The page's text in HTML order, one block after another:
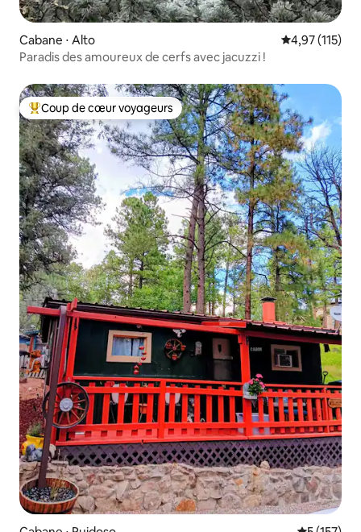
Cabane ⋅ Alto Évaluation
4,97 (115)
Paradis des amoureux de cerfs avec jacuzzi !
Coups de cœur voyageurs les plus appréciés
Coup de cœur voyageurs